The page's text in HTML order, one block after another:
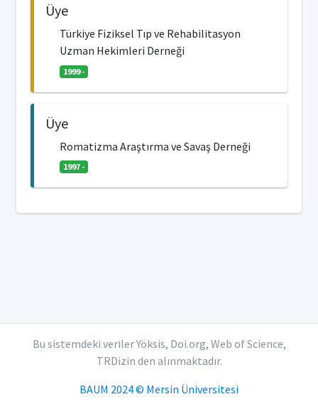
Üye
Türkiye Fiziksel Tıp ve Rehabilitasyon
Uzman Hekimleri Derneği
1999 -
Üye
Romatizma Araştırma ve Savaş Derneği
1997 -
Bu sistemdeki veriler Yöksis, Doi.org, Web of Science,
TRDizin den alınmaktadır.
BAUM 2024 © Mersin Üniversitesi